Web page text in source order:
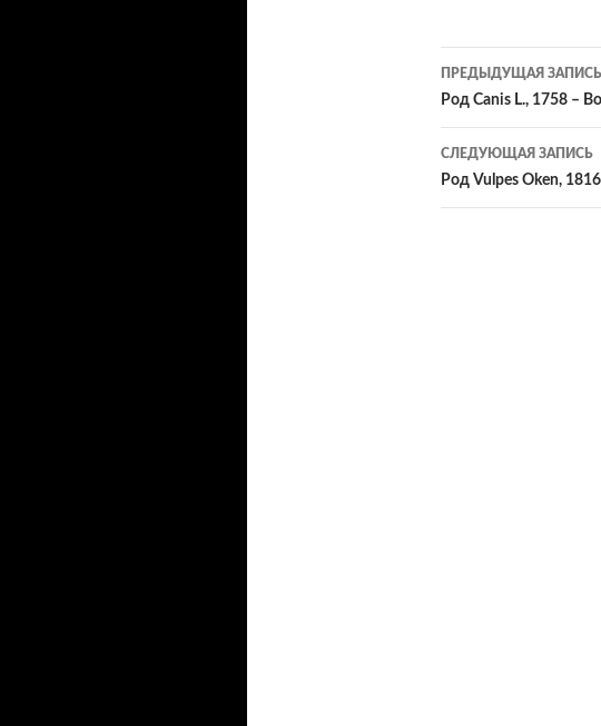
Навигация
по
записям
ПРЕДЫДУЩАЯ ЗАПИСЬ
Род Canis L., 1758 –
СЛЕДУЮЩАЯ ЗАПИСЬ
Род Vulpes Oken,